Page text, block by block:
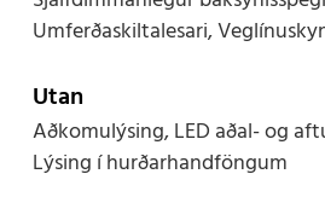
Umferðaskiltalesari,
Utan
Aðkomulýsing, LED aðal- og
Lýsing í hurðarhandföngum